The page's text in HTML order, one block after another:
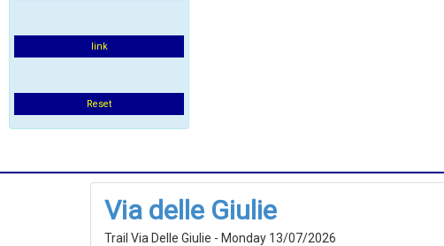
link
Reset
Via delle Giulie
Trail Via Delle Giulie - Monday 13/07/2026